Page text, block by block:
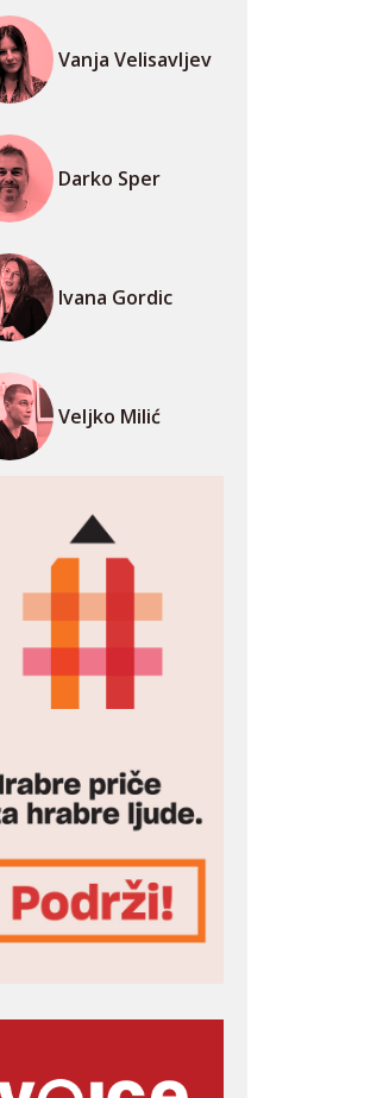
Vanja Velisavljev
Darko Sper
Ivana Gordic
Veljko Milić